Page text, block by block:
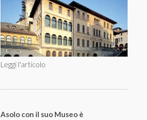
Leggi l'articolo
Asolo con il suo Museo è